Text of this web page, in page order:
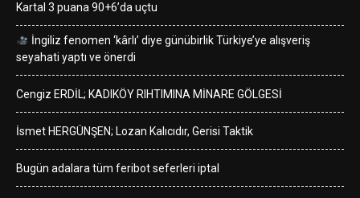
Kartal 3 puana 90+6’da uçtu
İngiliz fenomen ‘kârlı’ diye günübirlik Türkiye’ye alışveriş
seyahati yaptı ve önerdi
Cengiz ERDİL; KADIKÖY RIHTIMINA MİNARE GÖLGESİ
İsmet HERGÜNŞEN; Lozan Kalıcıdır, Gerisi Taktik
Bugün adalara tüm feribot seferleri iptal